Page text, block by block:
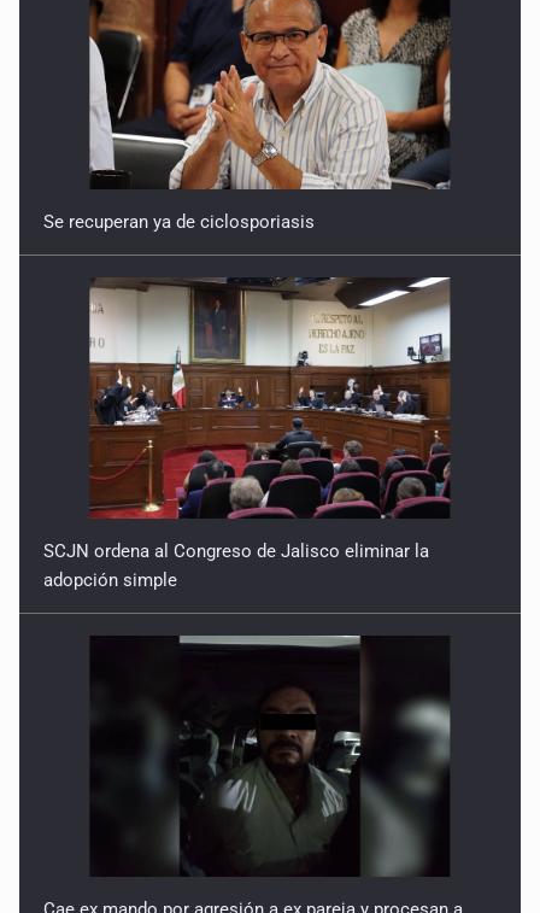
Se recuperan ya de ciclosporiasis
SCJN ordena al Congreso de Jalisco eliminar la
adopción simple